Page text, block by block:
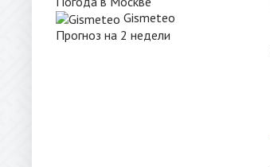
Gismeteo
Прогноз на 2 недели